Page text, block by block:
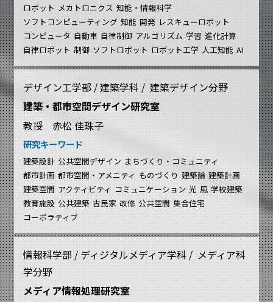
ロボット メカトロニクス 知能・情報科学
ソフトコンピューティング 知能 開発 レスキューロボット
コンピュータ 自動車 自律制御 アルゴリズム 学習 進化計算
自律ロボット 制御 ソフトロボット ロボット工学 人工知能 AI
デザイン工学部 / 建築学科 / 建築デザイン分野
建築・都市空間デザイン研究室
教授 赤松 佳珠子
研究キーワード
建築設計 公共空間デザイン まちづくり・コミュニティ
都市計画 都市空間・アメニティ ものづくり 建築論 建築計画
建築空間 アクティビティ コミュニケーション 光 風 学校建築
教育施設 公共建築 古民家 改修 公共空間 集合住宅
コーポラティブ
情報科学部 / ディジタルメディア学科 / メディア科
学分野
メディア情報処理研究室